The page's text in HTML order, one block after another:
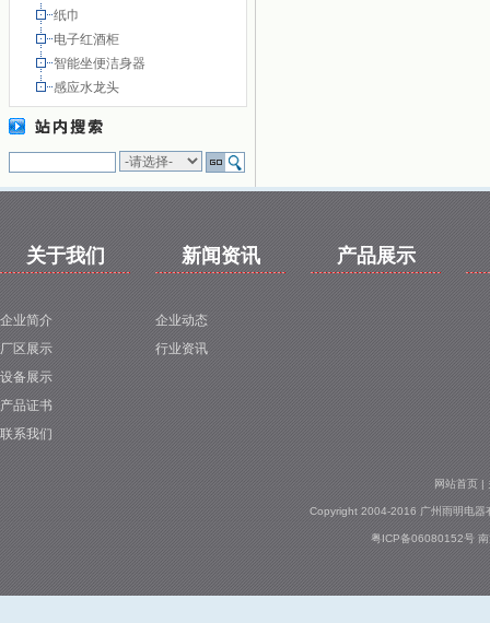
纸巾
电子红酒柜
智能坐便洁身器
感应水龙头
关于我们
企业简介
厂区展示
设备展示
产品证书
联系我们
新闻资讯
企业动态
行业资讯
产品展示
网站首页|
Copyright 2004-2016 广州雨明电器
粤ICP备06080152号